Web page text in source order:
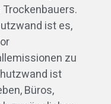
ist es,
zu
ist
Büros,